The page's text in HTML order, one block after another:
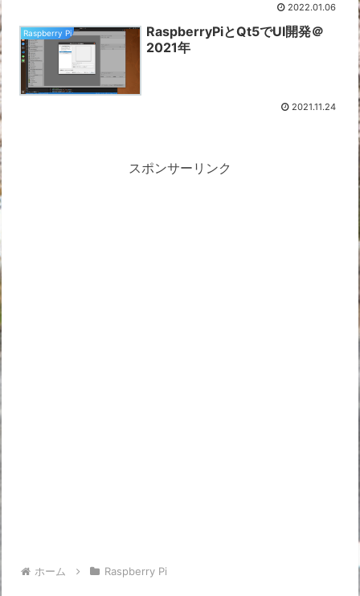
2022.01.06
Raspberry Pi
RaspberryPiとQt5でUI開発＠
2021年
2021.11.24
スポンサーリンク
ホーム Raspberry Pi